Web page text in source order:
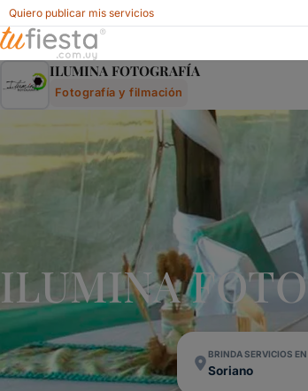
Quiero publicar mis servicios
Ilumina FotografÍa - Fotografía Y Filmación
ILUMINA FOTOGRAFÍA
Fotografía y filmación
ILUMINA
BRINDA SERVICIOS EN
Soriano